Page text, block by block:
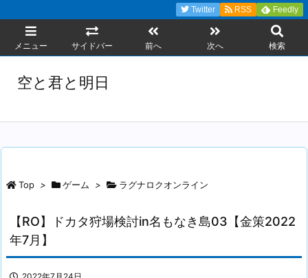
メニュー サイドバー 前へ 次へ 検索
Twitter RSS Feedly
空と君と明日
Top > ゲーム > ラグナロクオンライン
【RO】ドカタ狩場検討in名もなき島03【金策2022
年7月】